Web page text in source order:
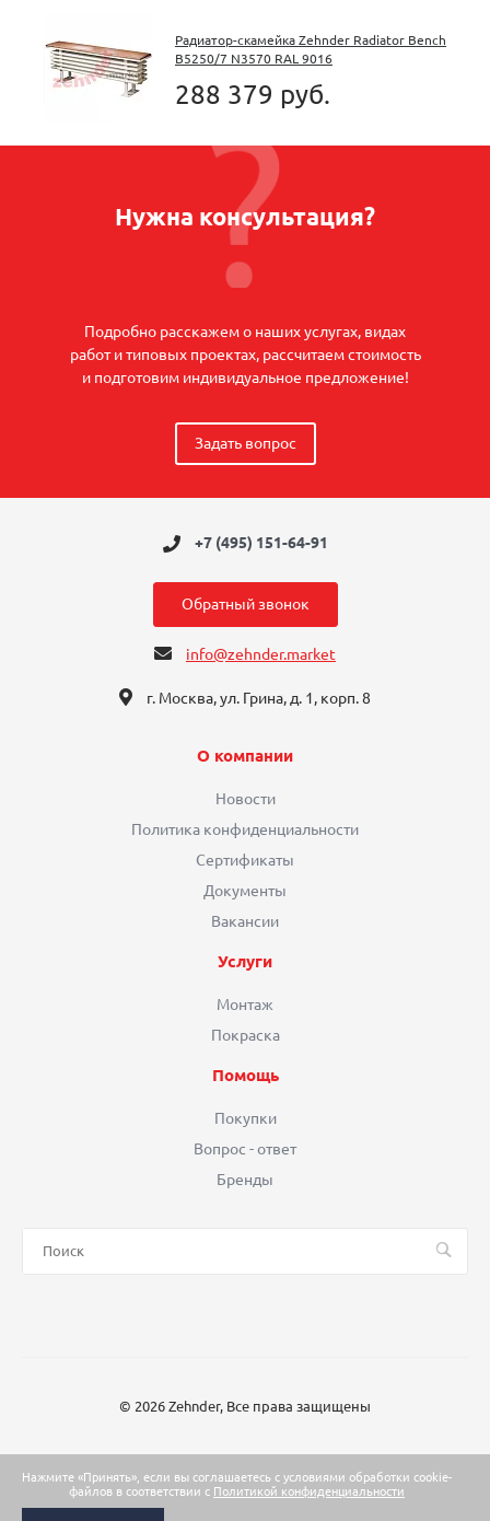
Нажмите «Принять», если вы соглашаетесь с условиями обработки cookie-
файлов в соответствии с Политикой конфиденциальности
Радиатор-скамейка Zehnder Radiator Bench
B5250/7 N3570 RAL 9016
288 379 руб.
Нужна консультация?
Подробно расскажем о наших услугах, видах
работ и типовых проектах, рассчитаем стоимость
и подготовим индивидуальное предложение!
Задать вопрос
+7 (495) 151-64-91
Обратный звонок
info@zehnder.market
г. Москва, ул. Грина, д. 1, корп. 8
О компании
Новости
Политика конфиденциальности
Сертификаты
Документы
Вакансии
Услуги
Монтаж
Покраска
Помощь
Покупки
Вопрос - ответ
Бренды
© 2026 Zehnder, Все права защищены